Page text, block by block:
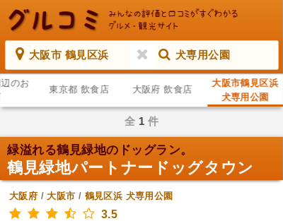
大阪市 鶴見区浜 犬専用公園
のお
東京都 飲食店 大阪府 飲食店
大阪市鶴見区浜
犬専用公園
全 1 件
緑溢れる鶴見緑地のドッグラン。
鶴見緑地パートナードッグタウン
大阪府 /大阪市 / 鶴見区浜 犬専用公園
3.5